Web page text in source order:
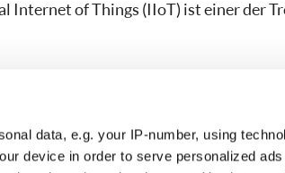
data, e.g. your IP-number, using
device in order to serve personalized
Internet of Things (IIoT) ist einer der